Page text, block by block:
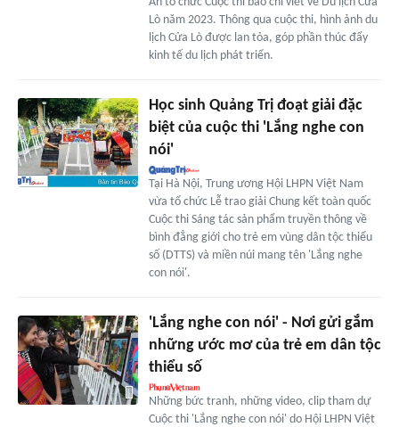
Lò năm 2023. Thông qua cuộc thi, hình ảnh du
lịch Cửa Lò được lan tỏa, góp phần thúc đẩy
kinh tế du lịch phát triển.
Học sinh Quảng Trị đoạt giải đặc
biệt của cuộc thi 'Lắng nghe con
nói'
Tại Hà Nội, Trung ương Hội LHPN Việt Nam
vừa tổ chức Lễ trao giải Chung kết toàn quốc
Cuộc thi Sáng tác sản phẩm truyền thông về
bình đẳng giới cho trẻ em vùng dân tộc thiểu
số (DTTS) và miền núi mang tên 'Lắng nghe
con nói'.
'Lắng nghe con nói' - Nơi gửi gắm
những ước mơ của trẻ em dân tộc
thiểu số
Những bức tranh, những video, clip tham dự
Cuộc thi 'Lắng nghe con nói' do Hội LHPN Việt